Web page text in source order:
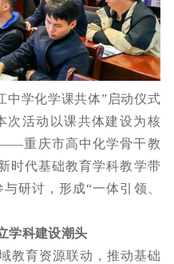
中学化学课共体”启动仪式
次活动以课共体建设为核
重庆市高中化学骨干教
时代基础教育学科教学带
研讨，形成“一体引领、
学科建设潮头
教育资源联动，推动基础